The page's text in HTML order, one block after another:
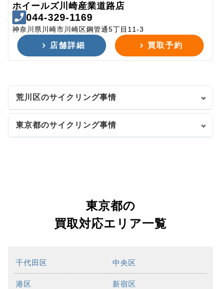
ホイールズ川崎産業道路店
044-329-1169
神奈川県川崎市川崎区鋼管通5丁目11-3
店舗詳細 買取予約
荒川区のサイクリング事情
東京都のサイクリング事情
東京都の
買取対応エリア一覧
千代田区 中央区
港区 新宿区